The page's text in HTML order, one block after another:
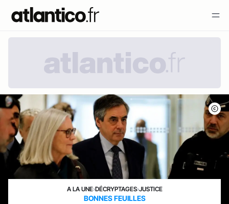
A LA UNE›DÉCRYPTAGES›JUSTICE
BONNES FEUILLES